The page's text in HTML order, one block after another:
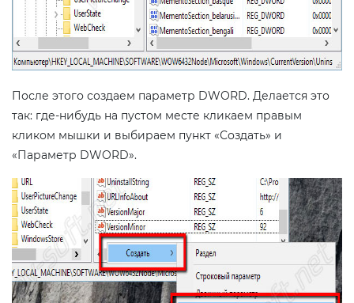
После этого создаем параметр DWORD. Делается это
так: где-нибудь на пустом месте кликаем правым
кликом мышки и выбираем пункт «Создать» и
«Параметр DWORD».